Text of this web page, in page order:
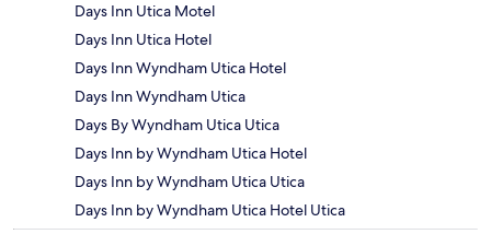
Days Inn Utica Motel
Days Inn Utica Hotel
Days Inn Wyndham Utica Hotel
Days Inn Wyndham Utica
Days By Wyndham Utica Utica
Days Inn by Wyndham Utica Hotel
Days Inn by Wyndham Utica Utica
Days Inn by Wyndham Utica Hotel Utica